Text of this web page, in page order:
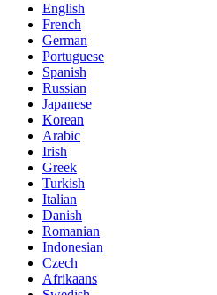
English
French
German
Portuguese
Spanish
Russian
Japanese
Korean
Arabic
Irish
Greek
Turkish
Italian
Danish
Romanian
Indonesian
Czech
Afrikaans